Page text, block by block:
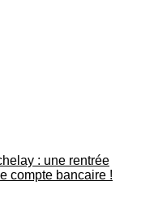
: une rentrée
compte bancaire !